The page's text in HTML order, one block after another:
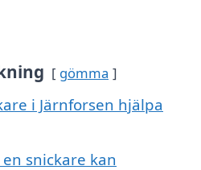
gömma
i Järnforsen hjälpa
snickare kan